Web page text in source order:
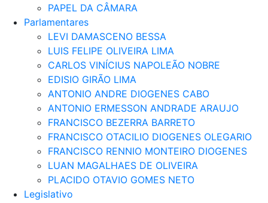
PAPEL DA CÂMARA
Parlamentares
LEVI DAMASCENO BESSA
LUIS FELIPE OLIVEIRA LIMA
CARLOS VINÍCIUS NAPOLEÃO NOBRE
EDISIO GIRÃO LIMA
ANTONIO ANDRE DIOGENES CABO
ANTONIO ERMESSON ANDRADE ARAUJO
FRANCISCO BEZERRA BARRETO
FRANCISCO OTACILIO DIOGENES OLEGARIO
FRANCISCO RENNIO MONTEIRO DIOGENES
LUAN MAGALHAES DE OLIVEIRA
PLACIDO OTAVIO GOMES NETO
Legislativo